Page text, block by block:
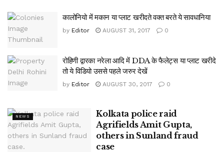
कालोनियो में मकान या प्लाट खरीदते वक्त बरते ये सावधानिया
by Editor AUGUST 31, 2017 0
रोहिणी द्वारका नरेला आदि में DDA के फैलेट्स या प्लाट खरीदे
तो ये विडियो उससे पहले जरुर देखें
by Editor AUGUST 30, 2017 0
NEWS
Kolkata police raid
Agrifields Amit Gupta,
others in Sunland fraud
case